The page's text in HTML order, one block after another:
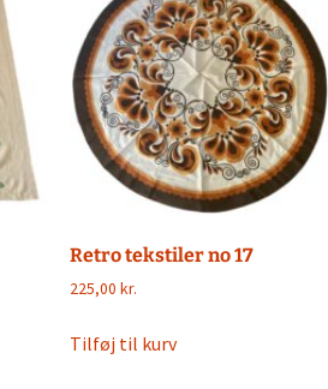
Retro tekstiler no 17
225,00 kr.
Tilføj til kurv